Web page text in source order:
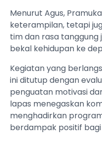
Menurut Agus,
keterampilan, tetapi
tim dan rasa tanggung
bekal kehidupan ke
Kegiatan yang
ini ditutup dengan
penguatan motivasi
lapas menegaskan
menghadirkan
berdampak positif